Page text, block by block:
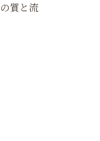
質と流